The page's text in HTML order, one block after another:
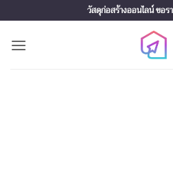
to
content
วัสดุก่อสร้างออนไลน์ ขอร